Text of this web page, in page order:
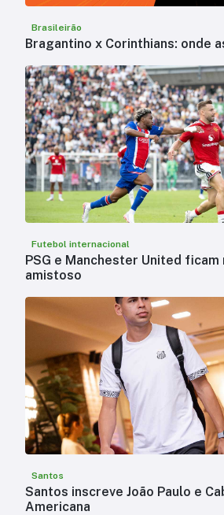
Brasileirão
Bragantino x Corinthians: onde
Futebol internacional
PSG e Manchester United ficam
amistoso
Santos
Santos inscreve João Paulo e
Americana